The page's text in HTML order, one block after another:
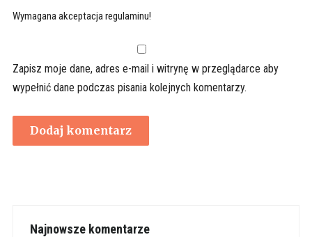
Wymagana akceptacja regulaminu!
Zapisz moje dane, adres e-mail i witrynę w przeglądarce aby
wypełnić dane podczas pisania kolejnych komentarzy.
Najnowsze komentarze